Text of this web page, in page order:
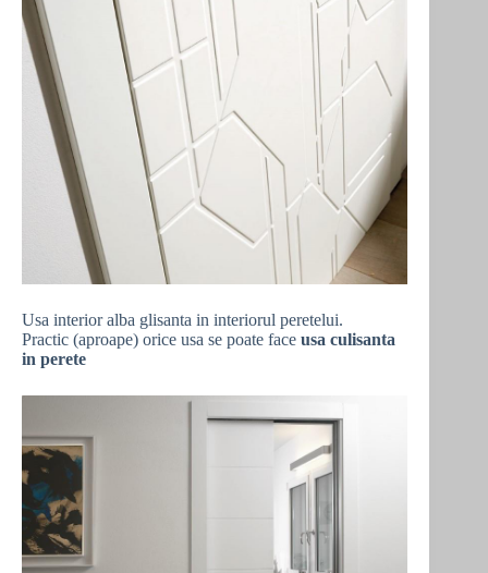
Usa interior alba glisanta in interiorul peretelui.
Practic (aproape) orice usa se poate face usa culisanta
in perete